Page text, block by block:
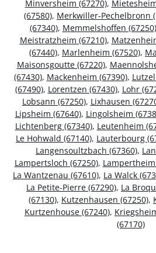
Minversheim (67270),
(67580), Merkwiller-Pechelbronn
(67340), Memmelshoffen (67250)
Meistratzheim (67210),
(67440), Marlenheim (67520),
Maisonsgoutte (67220),
(67430), Mackenheim (67390),
(67490), Lorentzen (67430), Lohr
Lobsann (67250), Lixhausen
Lipsheim (67640), Lingolsheim
Lichtenberg (67340), Leutenheim
Le Hohwald (67140), Lauterbourg
Langensoultzbach (67360),
Lampertsloch (67250), Lampertheim
La Wantzenau (67610), La Walck
La Petite-Pierre (67290), La
(67130), Kutzenhausen (67250),
Kurtzenhouse (67240),
(67170)